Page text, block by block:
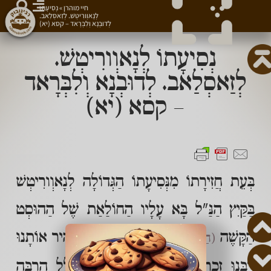
נְסִיעָתוֹ לְנָאוְורִיטְשׁ.
לְזַאסְלַאב. לְדוּבְנָא וְלִבְּרָאד
– קסא (יא)
בְּעֵת חֲזִירָתוֹ מִנְּסִיעָתוֹ הַגְּדוֹלָה לְנָאוְורִיטְשׁ
בַּקַּיִץ הַנַּ"ל בָּא עָלָיו הַחוֹלַאַת שֶׁל הַהוּסְט
הַקָּשֶׁה (הַיְנוּ שִׁעוּל קָשֶׁה מְאֹד)וְאָז הִזְהִיר אוֹתָנוּ
רַבֵּנוּ זִכְרוֹנוֹ לִבְרָכָה מְאֹד לְהִתְפַּלֵּל הַרְבֵּה
חיי מוהרן»נְסִיעָתוֹ
לְנָאוְורִיטְשׁ. לְזַאסְלַאב.
לְדוּבְנָא וְלִבְּרָאד – קסא (יא)